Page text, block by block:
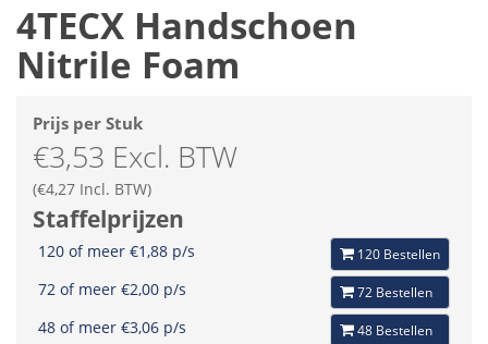
4TECX Handschoen
Nitrile Foam
Prijs per Stuk
€3,53 Excl. BTW
(€4,27 Incl. BTW)
Staffelprijzen
120 of meer €1,88 p/s 120 Bestellen
72 of meer €2,00 p/s 72 Bestellen
48 of meer €3,06 p/s 48 Bestellen